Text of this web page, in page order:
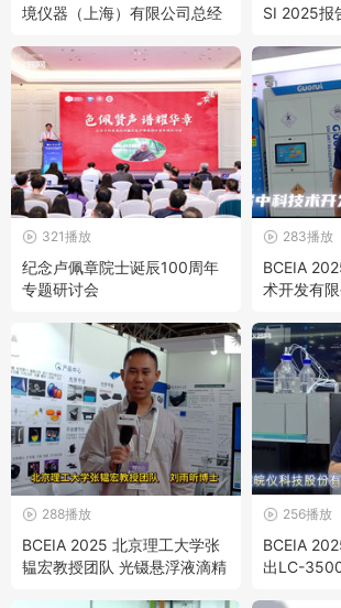
境仪器（上海）有限公司总经
SI 2025报
321播放
纪念卢佩章院士诞辰100周年
专题研讨会
283播放
BCEIA
术开发有
288播放
BCEIA 2025 北京理工大学张
韫宏教授团队 光镊悬浮液滴精
256播放
BCEIA
出LC-